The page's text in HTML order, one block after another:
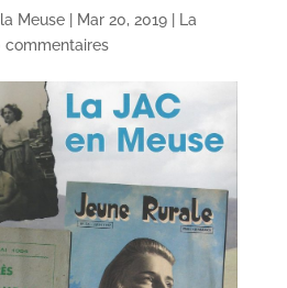
Meuse| Mar 20, 2019|
La
commentaires